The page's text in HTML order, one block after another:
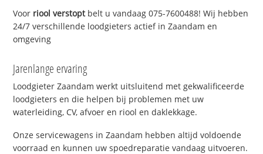
Voor riool verstoptbelt u vandaag 075-7600488! Wij hebben
24/7 verschillende loodgieters actief in Zaandam en
omgeving
Jarenlange ervaring
Loodgieter Zaandam werkt uitsluitend met gekwalificeerde
loodgieters en die helpen bij problemen met uw
waterleiding, CV, afvoer en riool en daklekkage.
Onze servicewagens in Zaandam hebben altijd voldoende
voorraad en kunnen uw spoedreparatie vandaag uitvoeren.